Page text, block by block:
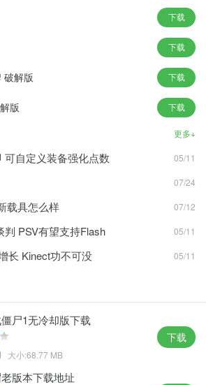
关键点，游戏将真实反映被毁后的景象，并
的判断
遣部队来执行爆破任务
单便捷的控制方式，尽享欢乐；
让您感受到逼真的爆破效果，如现场的声
妙
下载
下载
破解版 下载
版 下载
更多+
可自定义装备强化点数 05/11
07/24
载具怎么样 07/12
判 PSV有望支持Flash 05/11
长 Kinect功不可没 05/11
尸1无冷却版下载
大小:68.77 MB
下载
版本下载地址